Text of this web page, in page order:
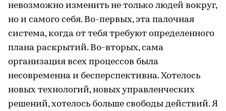
невозможно изменить не только людей вокруг,
но и самого себя. Во-первых, эта палочная
система, когда от тебя требуют определенного
плана раскрытий. Во-вторых, сама
организация всех процессов была
несовременна и бесперспективна. Хотелось
новых технологий, новых управленческих
решений, хотелось больше свободы действий. Я